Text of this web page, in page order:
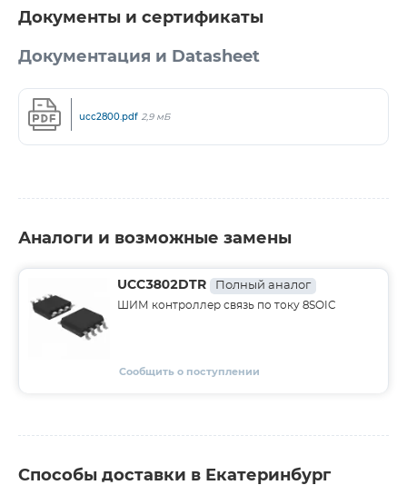
Документы и сертификаты
Документация и Datasheet
ucc2800.pdf 2,9 мБ
Аналоги и возможные замены
UCC3802DTR Полный аналог
ШИМ контроллер связь по току 8SOIC
Сообщить о поступлении
Способы доставки в Екатеринбург